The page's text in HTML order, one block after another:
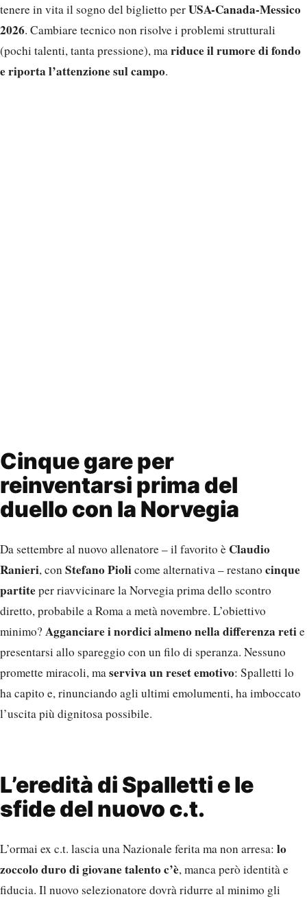
tenere in vita il sogno del biglietto perUSA-Canada-Messico
2026. Cambiare tecnico non risolve i problemi strutturali
(pochi talenti, tanta pressione), mariduce il rumore di fondo
e riporta l’attenzione sul campo.
Cinque gare per
reinventarsi prima del
duello con la Norvegia
Da settembre al nuovo allenatore – il favorito è Claudio
Ranieri, conStefano Piolicome alternativa – restano cinque
partiteper riavvicinare la Norvegia prima dello scontro
diretto, probabile a Roma a metà novembre. L’obiettivo
minimo? Agganciare i nordici almeno nella differenza retie
presentarsi allo spareggio con un filo di speranza. Nessuno
promette miracoli, maserviva un reset emotivo: Spalletti lo
ha capito e, rinunciando agli ultimi emolumenti, ha imboccato
l’uscita più dignitosa possibile.
L’eredità di Spalletti e le
sfide del nuovo c.t.
L’ormai ex c.t. lascia una Nazionale ferita ma non arresa: lo
zoccolo duro di giovane talento c’è, manca però identità e
fiducia. Il nuovo selezionatore dovrà ridurre al minimo gli